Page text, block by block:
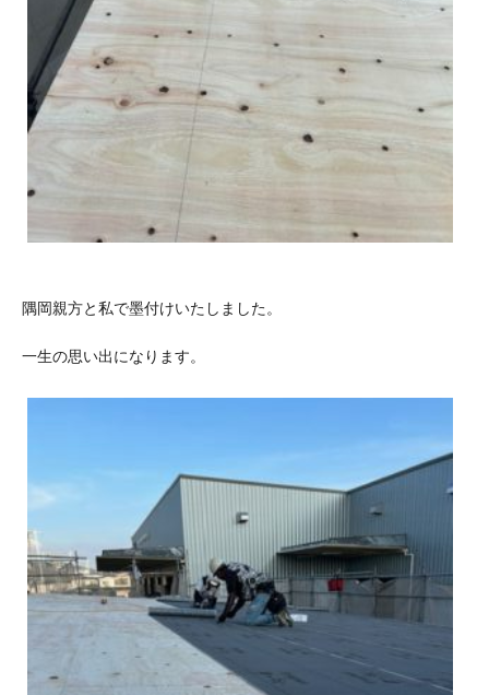
隅岡親方と私で墨付けいたしました。
一生の思い出になります。